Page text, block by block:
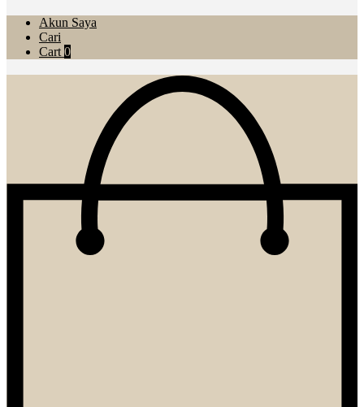
Akun Saya
Cari
Cart 0